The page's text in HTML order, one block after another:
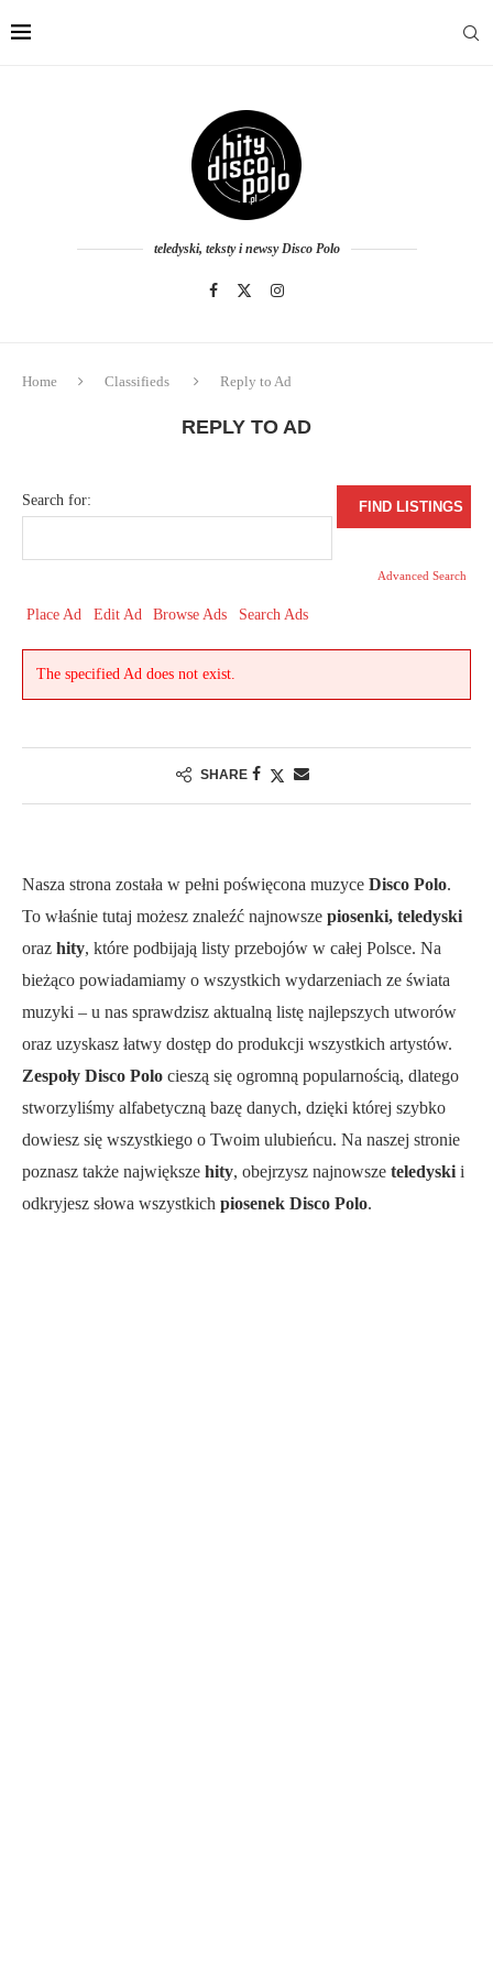
teledyski, teksty i newsy Disco Polo
Home Classifieds Reply to Ad
REPLY TO AD
Search for:
Advanced Search
Place Ad Edit Ad Browse Ads Search Ads
The specified Ad does not exist.
SHARE
Nasza strona została w pełni poświęcona muzyce Disco Polo.
To właśnie tutaj możesz znaleźć najnowsze piosenki, teledyski
oraz hity, które podbijają listy przebojów w całej Polsce. Na
bieżąco powiadamiamy o wszystkich wydarzeniach ze świata
muzyki – u nas sprawdzisz aktualną listę najlepszych utworów
oraz uzyskasz łatwy dostęp do produkcji wszystkich artystów.
Zespoły Disco Polo cieszą się ogromną popularnością, dlatego
stworzyliśmy alfabetyczną bazę danych, dzięki której szybko
dowiesz się wszystkiego o Twoim ulubieńcu. Na naszej stronie
poznasz także największe hity, obejrzysz najnowsze teledyski i
odkryjesz słowa wszystkich piosenek Disco Polo.